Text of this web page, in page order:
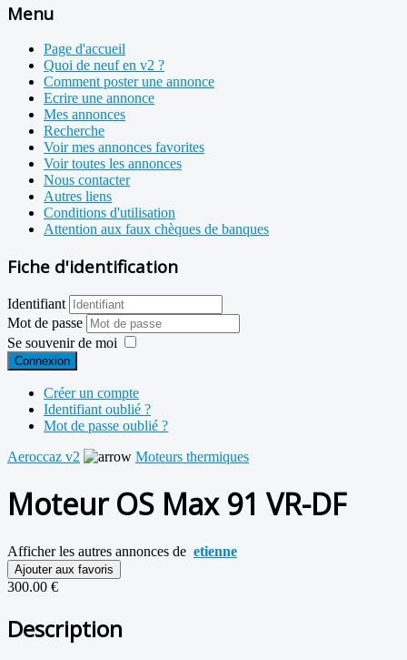
Menu
Page d'accueil
Quoi de neuf en v2 ?
Comment poster une annonce
Ecrire une annonce
Mes annonces
Recherche
Voir mes annonces favorites
Voir toutes les annonces
Nous contacter
Autres liens
Conditions d'utilisation
Attention aux faux chèques de banques
Fiche d'identification
Identifiant
Mot de passe
Se souvenir de moi
Connexion
Créer un compte
Identifiant oublié ?
Mot de passe oublié ?
Aeroccaz v2
Moteurs thermiques
Moteur OS Max 91 VR-DF
Afficher les autres annonces de etienne
Ajouter aux favoris
300.00 €
Description